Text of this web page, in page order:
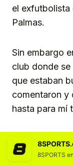
el exfutbolista
Palmas.
Sin embargo
club donde se
que estaban
comentaron y
hasta para mí
«Cuando
gustaba era
8SPORTS